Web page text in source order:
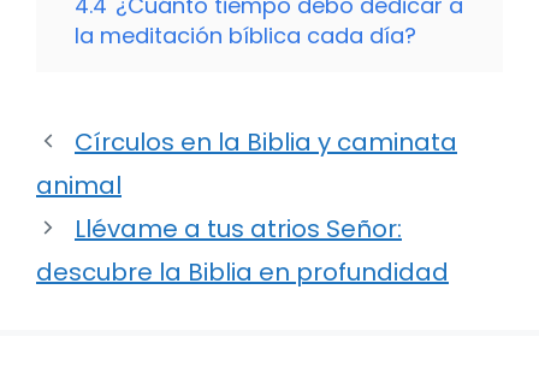
la meditación bíblica cada día?
Círculos en la Biblia y caminata
animal
Llévame a tus atrios Señor:
descubre la Biblia en profundidad